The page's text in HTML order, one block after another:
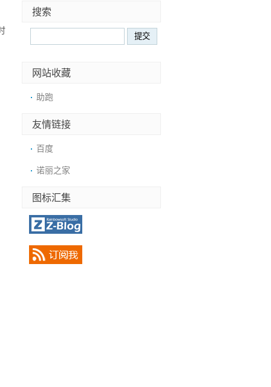
搜索
网站收藏
助跑
友情链接
百度
诺丽之家
图标汇集